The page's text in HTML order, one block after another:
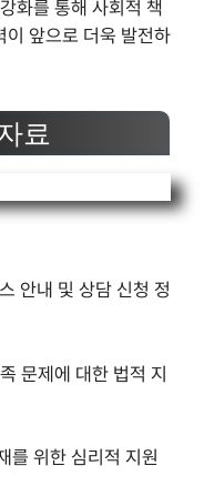
화를 통해 사회적 책
이 앞으로 더욱 발전하
료
안내 및 상담 신청 정
문제에 대한 법적 지
를 위한 심리적 지원